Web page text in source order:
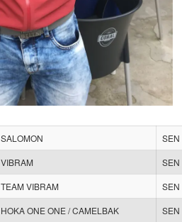
SALOMON
SEN
VIBRAM
SEN
TEAM VIBRAM
SEN
HOKA ONE ONE / CAMELBAK SEN